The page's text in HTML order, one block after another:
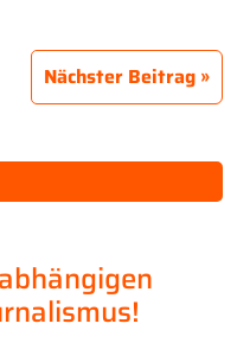
Nächster Beitrag